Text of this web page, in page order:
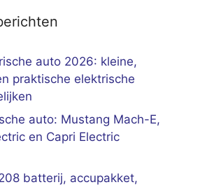
auto 2026: kleine,
praktische elektrische
auto: Mustang Mach-E,
en Capri Electric
batterij, accupakket,